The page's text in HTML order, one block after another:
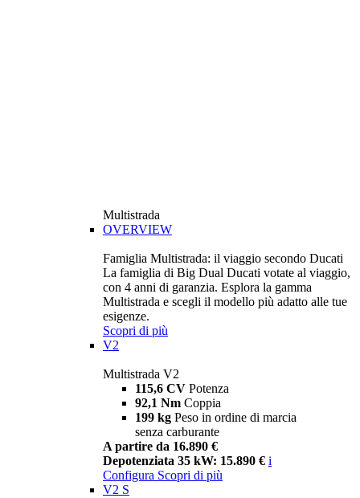
Multistrada
OVERVIEW
Famiglia Multistrada: il viaggio secondo Ducati
La famiglia di Big Dual Ducati votate al viaggio,
con 4 anni di garanzia. Esplora la gamma
Multistrada e scegli il modello più adatto alle tue
esigenze.
Scopri di più
V2
Multistrada V2
115,6 CV Potenza
92,1 Nm Coppia
199 kg Peso in ordine di marcia
senza carburante
A partire da 16.890 €
Depotenziata 35 kW: 15.890 € i
Configura Scopri di più
V2 S